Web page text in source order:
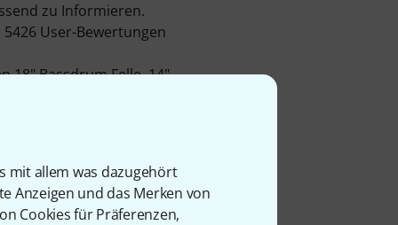
mit allem was dazugehört
Anzeigen und das Merken von
Cookies für Präferenzen,
zu Informieren.
User-Bewertungen
18" Bassdrum Felle,14"